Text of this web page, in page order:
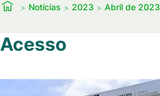
Notícias 2023 Abril de 2023
Acesso